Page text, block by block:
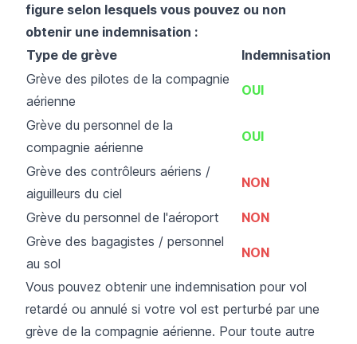
figure selon lesquels vous pouvez ou non
obtenir une indemnisation :
Type de grève
Indemnisation
Grève des pilotes de la compagnie
aérienne
OUI
Grève du personnel de la
compagnie aérienne
OUI
Grève des contrôleurs aériens /
aiguilleurs du ciel
NON
Grève du personnel de l'aéroport
NON
Grève des bagagistes / personnel
au sol
NON
Vous pouvez obtenir une indemnisation pour vol
retardé ou annulé si votre vol est perturbé par une
grève de la compagnie aérienne. Pour toute autre